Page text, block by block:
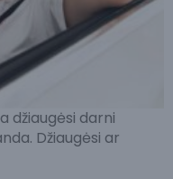
džiaugėsi darni
Džiaugėsi ar